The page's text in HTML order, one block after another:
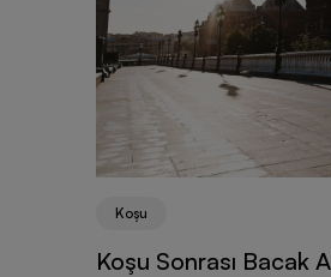
Koşu
Koşu Sonrası Bacak